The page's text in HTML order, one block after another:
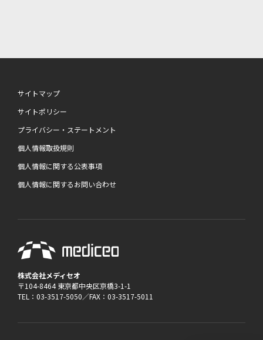
サイトマップ
サイトポリシー
プライバシー・ステートメント
個人情報取扱規則
個人情報に関する公表事項
個人情報に関するお問い合わせ
株式会社メディセオ
〒104-8464 東京都中央区京橋3-1-1
TEL：03-3517-5050／FAX：03-3517-5011